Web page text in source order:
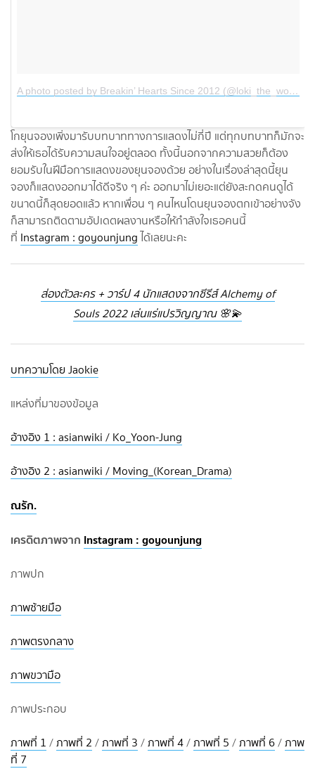
A photo posted by Breakin’ Hearts Since 2012 (@loki_the_wolfdog)
โกยุนจองเพิ่งมารับบทบาททางการแสดงไม่กี่ปี แต่ทุกบทบาทก็มักจะ
ส่งให้เธอได้รับความสนใจอยู่ตลอด ทั้งนี้นอกจากความสวยก็ต้อง
ยอมรับในฝีมือการแสดงของยุนจองด้วย อย่างในเรื่องล่าสุดนี้ยุน
จองก็แสดงออกมาได้ดีจริง ๆ ค่ะ ออกมาไม่เยอะแต่ยังสะกดคนดูได้
ขนาดนี้ก็สุดยอดแล้ว หากเพื่อน ๆ คนไหนโดนยุนจองตกเข้าอย่างจัง
ก็สามารถติดตามอัปเดตผลงานหรือให้กำลังใจเธอคนนี้
ที่ Instagram : goyounjung ได้เลยนะคะ
ส่องตัวละคร + วาร์ป 4 นักแสดงจากซีรีส์ Alchemy of
Souls 2022 เล่นแร่แปรวิญญาณ 🌸💫
บทความโดย Jaokie
แหล่งที่มาของข้อมูล
อ้างอิง 1 : asianwiki / Ko_Yoon-Jung
อ้างอิง 2 : asianwiki / Moving_(Korean_Drama)
ณรัก.
เครดิตภาพจาก Instagram : goyounjung
ภาพปก
ภาพซ้ายมือ
ภาพตรงกลาง
ภาพขวามือ
ภาพประกอบ
ภาพที่ 1 /ภาพที่ 2 /ภาพที่ 3 /ภาพที่ 4/ภาพที่ 5 /ภาพที่ 6/ภาพ
ที่ 7